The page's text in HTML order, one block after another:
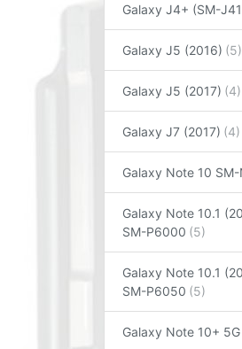
Galaxy J4+ (SM-
Galaxy J5 (2016)
Galaxy J5 (2017)
Galaxy J7 (2017)
Galaxy Note 10
Galaxy Note 10.1
SM-P6000
Galaxy Note 10.1
SM-P6050
Galaxy Note 10+ 5G